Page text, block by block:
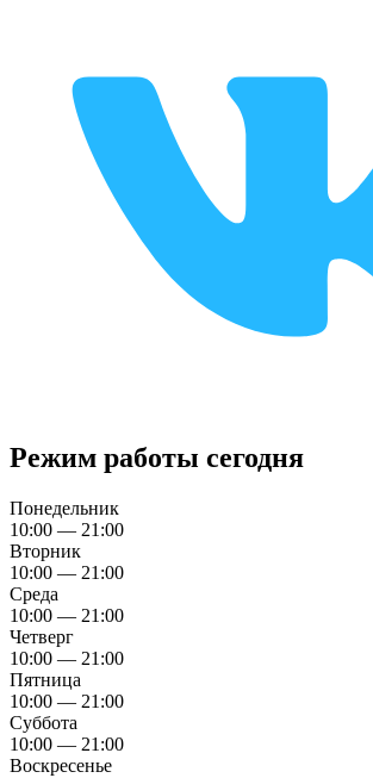
Режим работы сегодня
Понедельник
10:00 — 21:00
Вторник
10:00 — 21:00
Среда
10:00 — 21:00
Четверг
10:00 — 21:00
Пятница
10:00 — 21:00
Суббота
10:00 — 21:00
Воскресенье